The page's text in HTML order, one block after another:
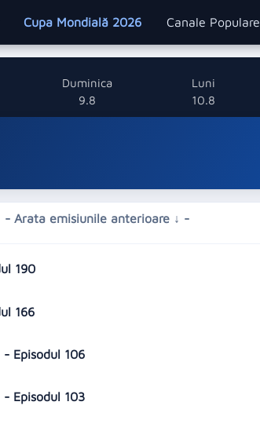
Cupa Mondială 2026 Canale Populare
Duminica
9.8
Luni
10.8
- Arata emisiunile anterioare ↓ -
190
166
- Episodul 106
- Episodul 103